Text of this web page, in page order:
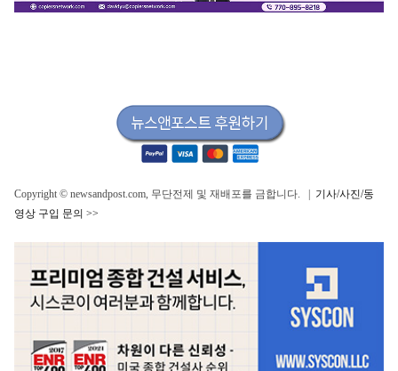
Copyright © newsandpost.com, 무단전제 및 재배포를 금합니다. | 기사/사진/동
영상 구입 문의 >>